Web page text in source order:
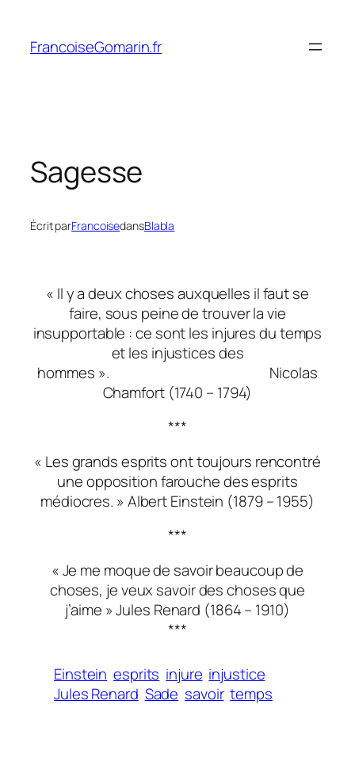
contenu
FrancoiseGomarin.fr
Sagesse
Écrit parFrancoisedansBlabla
« Il y a deux choses auxquelles il faut se
faire, sous peine de trouver la vie
insupportable : ce sont les injures du temps
et les injustices des
hommes ». Nicolas
Chamfort (1740 – 1794)
***
« Les grands esprits ont toujours rencontré
une opposition farouche des esprits
médiocres. » Albert Einstein (1879 – 1955)
***
« Je me moque de savoir beaucoup de
choses, je veux savoir des choses que
j’aime » Jules Renard (1864 – 1910)
***
Einstein esprits injure injustice
Jules Renard Sade savoir temps